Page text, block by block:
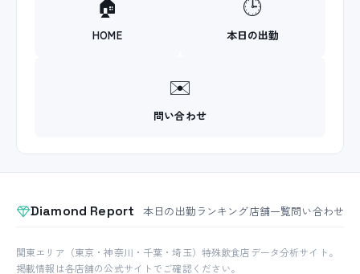
HOME 本日の出勤
✉️
問い合わせ
Diamond Report 本日の出勤ランキング店舗一覧問い合わせ
関東エリア（東京・神奈川・千葉・埼玉）特殊飲食店データ分析サイト。
掲載情報は各店舗の公式サイトでご確認ください。